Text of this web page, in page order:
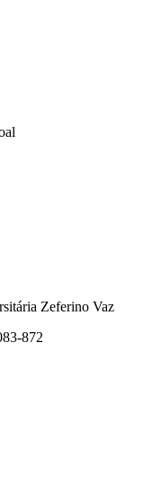
Zeferino Vaz
872